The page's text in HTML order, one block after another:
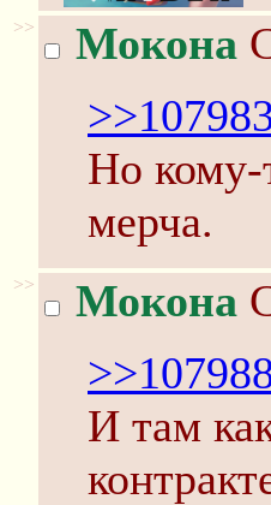
>> Мокона
Но кому-
мерча.
>> Мокона
И там